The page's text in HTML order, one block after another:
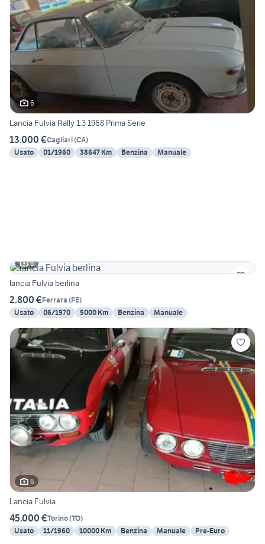
6
Lancia Fulvia Rally 1.3 1968 Prima Serie
13.000 €Cagliari(CA)
Usato
01/1960 38647 Km Benzina Manuale
6
lancia Fulvia berlina
2.800 €Ferrara (FE)
Usato
06/1970 5000 Km Benzina Manuale
6
Lancia Fulvia
45.000 €Torino(TO)
Usato
11/1960 10000 Km Benzina Manuale Pre-Euro